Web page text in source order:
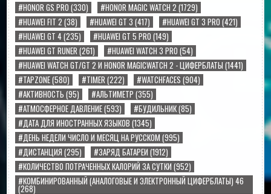
#HONOR GS PRO (330) #HONOR MAGIC WATCH 2 (1729)
#HUAWEI FIT 2 (38) #HUAWEI GT 3 (417) #HUAWEI GT 3 PRO (421)
#HUAWEI GT 4(235) #HUAWEI GT 5 PRO (149)
#HUAWEI GT RUNER(261) #HUAWEI WATCH 3 PRO (54)
#HUAWEI WATCH GT/GT 2 И HONOR MAGICWATCH 2 - ЦИФЕРБЛАТЫ (1441)
#TAPZONE(580) #TIMER(222) #WATCHFACES (904)
#АКТИВНОСТЬ (95) #АЛЬТИМЕТР (355)
#АТМОСФЕРНОЕ ДАВЛЕНИЕ(593) #БУДИЛЬНИК(85)
#ДАТА ДЛЯ ИНОСТРАННЫХ ЯЗЫКОВ (1345)
#ДЕНЬ НЕДЕЛИ ЧИСЛО И МЕСЯЦ НА РУССКОМ (995)
#ДИСТАНЦИЯ (295) #ЗАРЯД БАТАРЕИ (1912)
#КОЛИЧЕСТВО ПОТРАЧЕННЫХ КАЛОРИЙ ЗА СУТКИ (952)
#КОМБИНИРОВАННЫЙ (АНАЛОГОВЫЕ И ЭЛЕКТРОННЫЙ ЦИФЕРБЛАТЫ) 46
(268)